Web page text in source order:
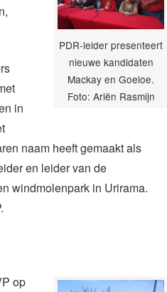
PDR-leider presenteert
nieuwe kandidaten
Mackay en Goeloe.
Foto: Ariën Rasmijn
in
naam heeft gemaakt als
en leider van de
windmolenpark in Urirama.
op